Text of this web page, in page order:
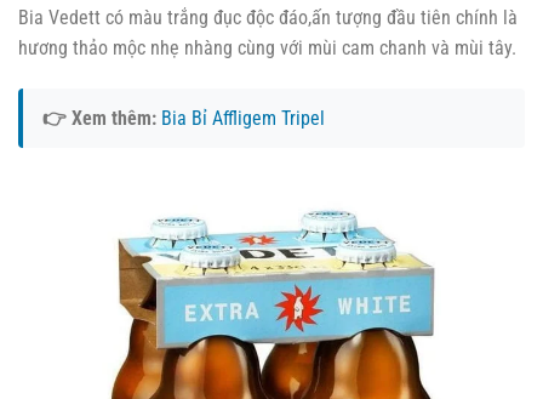
Bia Vedett có màu trắng đục độc đáo,ấn tượng đầu tiên chính là
hương thảo mộc nhẹ nhàng cùng với mùi cam chanh và mùi tây.
👉 Xem thêm: Bia Bỉ Affligem Tripel